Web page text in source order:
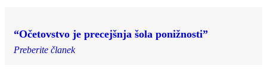
“Očetovstvo je precejšnja šola ponižnosti”
Preberite članek